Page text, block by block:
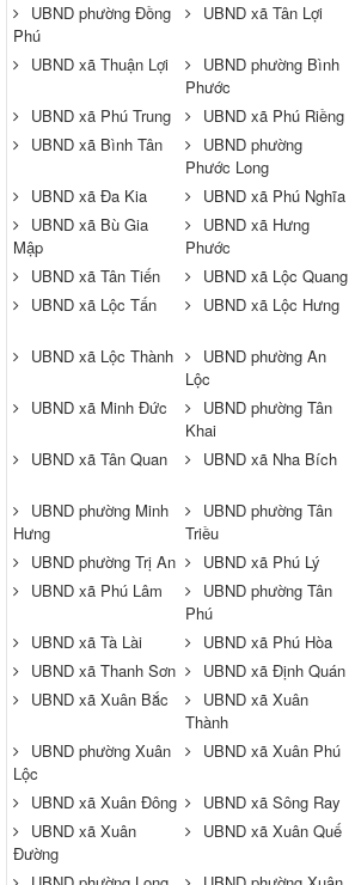
UBND phường Đồng
Phú
UBND xã Tân Lợi
UBND xã Thuận Lợi
UBND phường Bình
Phước
UBND xã Phú Trung
UBND xã Phú Riềng
UBND xã Bình Tân
UBND phường
Phước Long
UBND xã Đa Kia
UBND xã Phú Nghĩa
UBND xã Bù Gia
Mập
UBND xã Hưng
Phước
UBND xã Tân Tiến
UBND xã Lộc Quang
UBND xã Lộc Tấn
UBND xã Lộc Hưng
UBND xã Lộc Thành
UBND phường An
Lộc
UBND xã Minh Đức
UBND phường Tân
Khai
UBND xã Tân Quan UBND xã Nha Bích
UBND phường Minh
Hưng
UBND phường Tân
Triều
UBND phường Trị An UBND xã Phú Lý
UBND xã Phú Lâm
UBND phường Tân
Phú
UBND xã Tà Lài
UBND xã Phú Hòa
UBND xã Thanh Sơn
UBND xã Định Quán
UBND xã Xuân Bắc
UBND xã Xuân
Thành
UBND phường Xuân
Lộc
UBND xã Xuân Phú
UBND xã Xuân Đông UBND xã Sông Ray
UBND xã Xuân
Đường
UBND xã Xuân Quế